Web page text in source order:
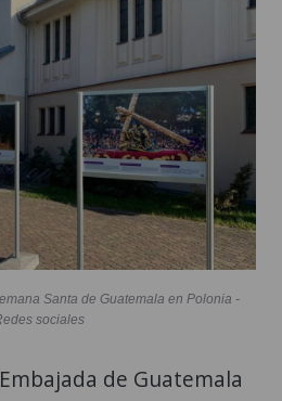
Santa de Guatemala en Polonia -
sociales
de Guatemala